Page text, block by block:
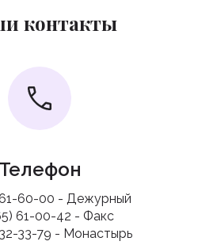
контакты
Телефон
60-00 - Дежурный
61-00-42 - Факс
33-79 - Монастырь